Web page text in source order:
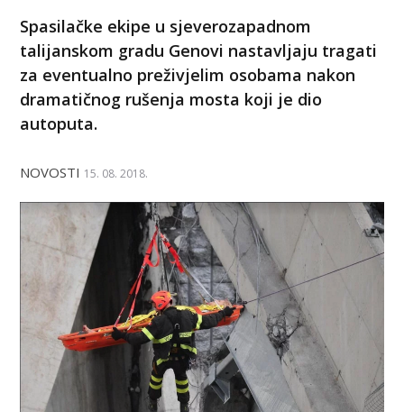
Spasilačke ekipe u sjeverozapadnom
talijanskom gradu Genovi nastavljaju tragati
za eventualno preživjelim osobama nakon
dramatičnog rušenja mosta koji je dio
autoputa.
NOVOSTI 15. 08. 2018.